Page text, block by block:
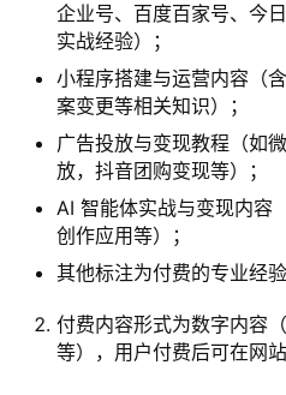
企业号、百度百家号、今
实战经验）；
小程序搭建与运营内容（
案变更等相关知识）；
广告投放与变现教程（如
放，抖音团购变现等）；
AI 智能体实战与变现内容
创作应用等）；
其他标注为付费的专业经
付费内容形式为数字内容
等），用户付费后可在网